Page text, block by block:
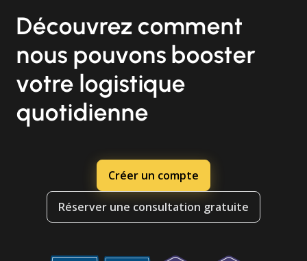
Découvrez comment
nous pouvons booster
votre logistique
quotidienne
Créer un compte
Réserver une consultation gratuite